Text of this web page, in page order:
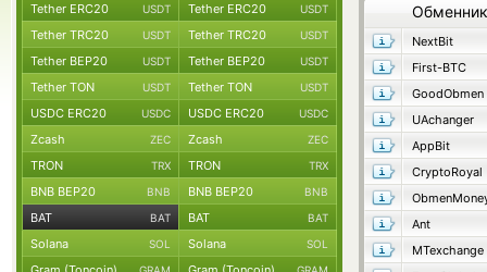
Обменник
NextBit
First-BTC
GoodObmen
UAchanger
AppBit
CryptoRoyal
Ant
MTexchange
Tether ERC20 USDT Tether ERC20 USDT
Tether TRC20 USDT Tether TRC20 USDT
Tether BEP20 USDT Tether BEP20 USDT
Tether TON USDT Tether TON USDT
USDC ERC20 USDC USDC ERC20 USDC
Zcash ZEC Zcash ZEC
TRON TRX TRON TRX
BNB BEP20 BNB BNB BEP20 BNB
BAT BAT BAT BAT
Solana SOL Solana SOL